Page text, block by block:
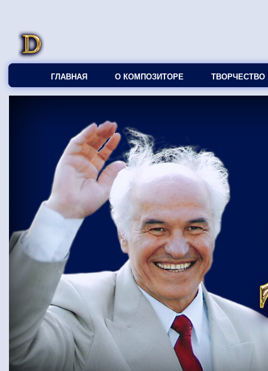
ГЛАВНАЯ О КОМПОЗИТОРЕ ТВОРЧЕСТВО